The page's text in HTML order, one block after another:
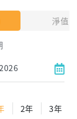
淨值
2年 3年
依比例